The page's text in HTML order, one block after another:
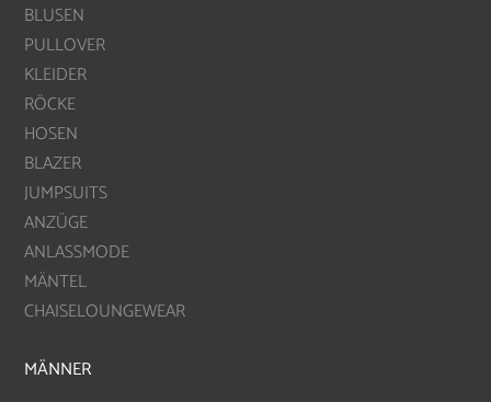
BLUSEN
PULLOVER
KLEIDER
RÖCKE
HOSEN
BLAZER
JUMPSUITS
ANZÜGE
ANLASSMODE
MÄNTEL
CHAISELOUNGEWEAR
MÄNNER